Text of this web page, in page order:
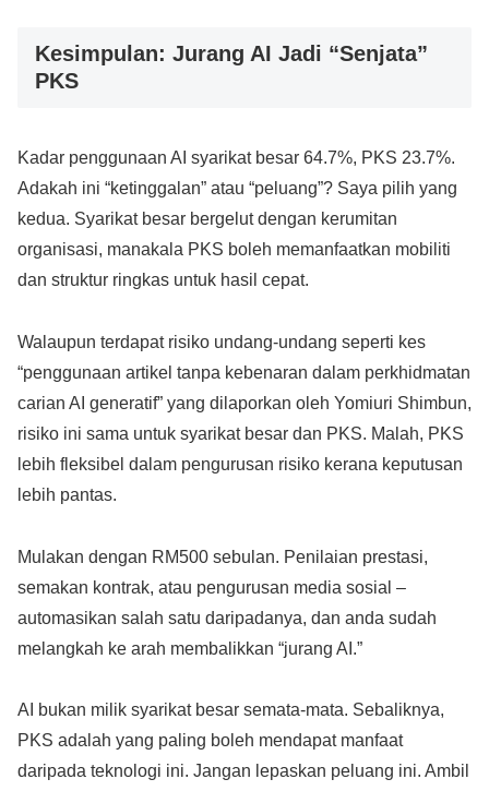
Kesimpulan: Jurang AI Jadi “Senjata”
PKS
Kadar penggunaan AI syarikat besar 64.7%, PKS 23.7%.
Adakah ini “ketinggalan” atau “peluang”? Saya pilih yang
kedua. Syarikat besar bergelut dengan kerumitan
organisasi, manakala PKS boleh memanfaatkan mobiliti
dan struktur ringkas untuk hasil cepat.
Walaupun terdapat risiko undang-undang seperti kes
“penggunaan artikel tanpa kebenaran dalam perkhidmatan
carian AI generatif” yang dilaporkan oleh Yomiuri Shimbun,
risiko ini sama untuk syarikat besar dan PKS. Malah, PKS
lebih fleksibel dalam pengurusan risiko kerana keputusan
lebih pantas.
Mulakan dengan RM500 sebulan. Penilaian prestasi,
semakan kontrak, atau pengurusan media sosial –
automasikan salah satu daripadanya, dan anda sudah
melangkah ke arah membalikkan “jurang AI.”
AI bukan milik syarikat besar semata-mata. Sebaliknya,
PKS adalah yang paling boleh mendapat manfaat
daripada teknologi ini. Jangan lepaskan peluang ini. Ambil